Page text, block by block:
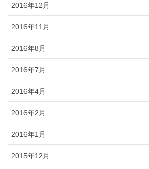
2016年12月
2016年11月
2016年8月
2016年7月
2016年4月
2016年2月
2016年1月
2015年12月